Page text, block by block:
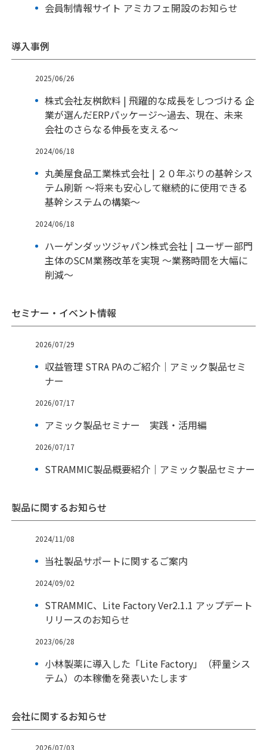
会員制情報サイト アミカフェ開設のお知らせ
導入事例
2025/06/26
株式会社友桝飲料 | 飛躍的な成長をしつづける 企
業が選んだERPパッケージ～過去、現在、未来
会社のさらなる伸長を支える～
2024/06/18
丸美屋食品工業株式会社 | ２０年ぶりの基幹シス
テム刷新 ～将来も安心して継続的に使用できる
基幹システムの構築～
2024/06/18
ハーゲンダッツジャパン株式会社 | ユーザー部門
主体のSCM業務改革を実現 ～業務時間を大幅に
削減～
セミナー・イベント情報
2026/07/29
収益管理 STRA PAのご紹介｜アミック製品セミ
ナー
2026/07/17
アミック製品セミナー 実践・活用編
2026/07/17
STRAMMIC製品概要紹介｜アミック製品セミナー
製品に関するお知らせ
2024/11/08
当社製品サポートに関するご案内
2024/09/02
STRAMMIC、Lite Factory Ver2.1.1 アップデート
リリースのお知らせ
2023/06/28
小林製薬に導入した「Lite Factory」（秤量シス
テム）の本稼働を発表いたします
会社に関するお知らせ
2026/07/03